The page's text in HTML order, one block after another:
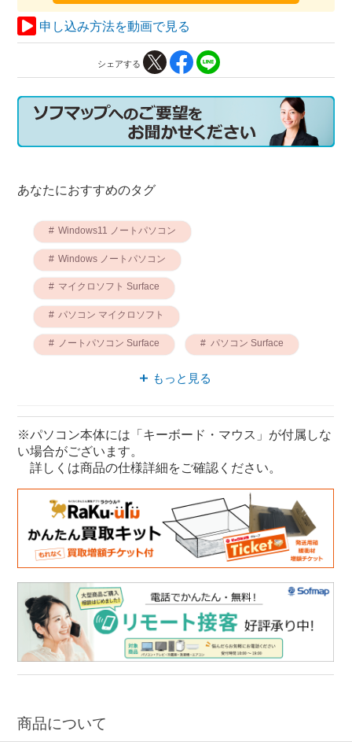
申し込み方法を動画で見る
シェアする
あなたにおすすめのタグ
Windows11 ノートパソコン
Windows ノートパソコン
マイクロソフト Surface
パソコン マイクロソフト
ノートパソコン Surface パソコン Surface
ノートパソコン マイクロソフト
Surface Windows11
Snapdragon X Plus ノートパソコン
もっと見る
※パソコン本体には「キーボード・マウス」が付属しな
い場合がございます。
詳しくは商品の仕様詳細をご確認ください。
商品について